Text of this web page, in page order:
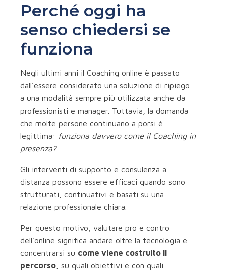
Perché oggi ha
senso chiedersi se
funziona
Negli ultimi anni il Coaching online è passato
dall’essere considerato una soluzione di ripiego
a una modalità sempre più utilizzata anche da
professionisti e manager. Tuttavia, la domanda
che molte persone continuano a porsi è
legittima: funziona davvero come il Coaching in
presenza?
Gli interventi di supporto e consulenza a
distanza possono essere efficaci quando sono
strutturati, continuativi e basati su una
relazione professionale chiara.
Per questo motivo, valutare pro e contro
dell'online significa andare oltre la tecnologia e
concentrarsi su come viene costruito il
percorso , su quali obiettivi e con quali